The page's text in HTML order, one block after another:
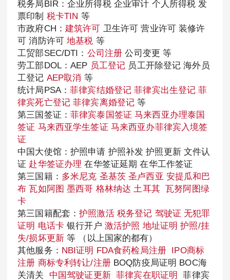
税务局BIR：企业所得税 企业审计 个人所得税 发
票印制 税卡TIN 等
市政府CH： 建筑许可 卫生许可 营业许可 装修许
可 消防许可地基税 等
工贸部SEC/DTI： 公司注册 公司变更 等
劳工部DOL：AEP 员工登记 员工开除登记 海外员
工登记 AEP取消 等
统计局PSA：菲律宾结婚登记 菲律宾出生登记 菲
律宾死亡登记 菲律宾离婚登记 等
第三国签证： 菲律宾泰国签证 马来西亚办理泰国
签证 马来西亚学生签证 马来西亚办菲律宾入境签
证
中国大使馆：护照申请 护照补发 护照更新 文件认
证 赴华签证办理 在华签证延期 在华工作签证
第三国籍： 多米尼克 圣基茨 圣卢西亚 安提瓜和巴
布 瓦如阿图 墨西哥 格林纳达 土耳其 瓦努阿图绿
卡
第三国籍配套：护照激活 税务登记 驾驶证 无犯罪
证明 电话卡银行开户 激活护照 地址证明 护照/挂
失/损坏更新等 （以上国家的都有）
其他服务： NBI证明 FDA食药检局注册
IPO商标
注册 商标专利转让/注册BOQ防疫局证明 BOC海
关清关 中国驾驶证更新 菲律宾在职证明
菲律宾